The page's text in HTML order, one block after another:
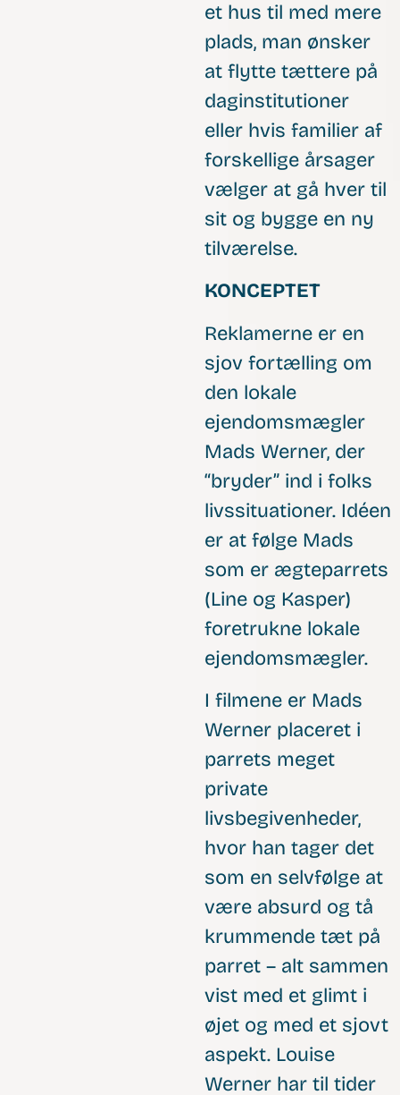
et hus til med mere
plads, man ønsker
at flytte tættere på
daginstitutioner
eller hvis familier af
forskellige årsager
vælger at gå hver til
sit og bygge en ny
tilværelse.
KONCEPTET
Reklamerne er en
sjov fortælling om
den lokale
ejendomsmægler
Mads Werner, der
“bryder” ind i folks
livssituationer. Idéen
er at følge Mads
som er ægteparrets
(Line og Kasper)
foretrukne lokale
ejendomsmægler.
I filmene er Mads
Werner placeret i
parrets meget
private
livsbegivenheder,
hvor han tager det
som en selvfølge at
være absurd og tå
krummende tæt på
parret – alt sammen
vist med et glimt i
øjet og med et sjovt
aspekt. Louise
Werner har til tider